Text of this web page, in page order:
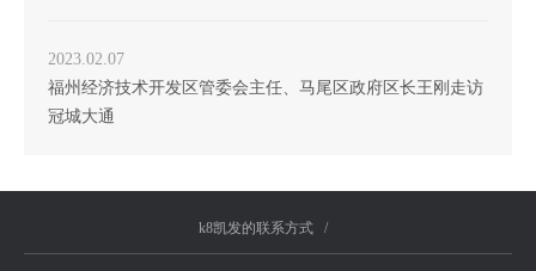
2023.02.07
福州经济技术开发区管委会主任、马尾区政府区长王刚走访
冠城大通
k8凯发的联系方式/